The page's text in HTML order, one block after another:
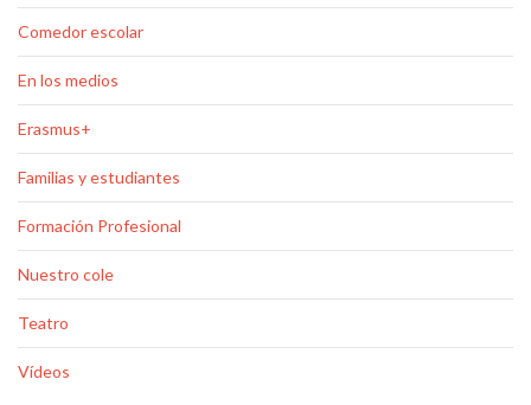
Comedor escolar
En los medios
Erasmus+
Familias y estudiantes
Formación Profesional
Nuestro cole
Teatro
Vídeos